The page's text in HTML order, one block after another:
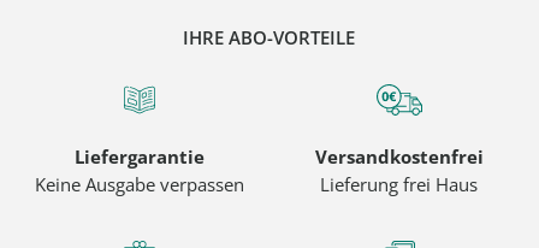
IHRE ABO-VORTEILE
Liefergarantie
Keine Ausgabe verpassen
Versandkostenfrei
Lieferung frei Haus